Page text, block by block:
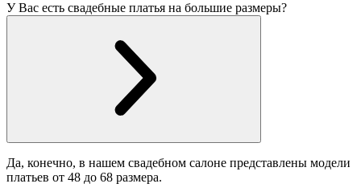
У Вас есть свадебные платья на большие размеры?
Да, конечно, в нашем свадебном салоне представлены модели
платьев от 48 до 68 размера.